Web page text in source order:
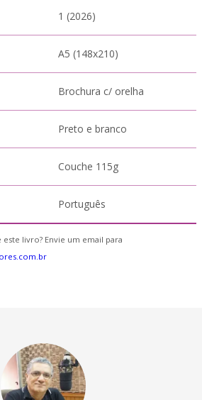
1 (2026)
A5 (148x210)
Brochura c/ orelha
Preto e branco
Couche 115g
Português
livro? Envie um email para